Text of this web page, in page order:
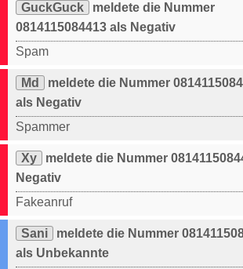
GuckGuck
meldete die Nummer
0814115084413 als Negativ
Spam
Md
meldete die Nummer
als Negativ
Spammer
Xy
meldete die Nummer
Negativ
Fakeanruf
Sani
meldete die Nummer
als Unbekannte